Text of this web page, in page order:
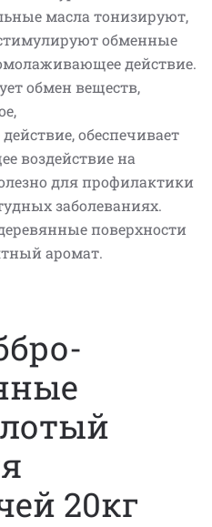
масла тонизируют,
обменные
действие.
обмен веществ,
обеспечивает
воздействие на
для профилактики
заболеваниях.
поверхности
аромат.
20кг